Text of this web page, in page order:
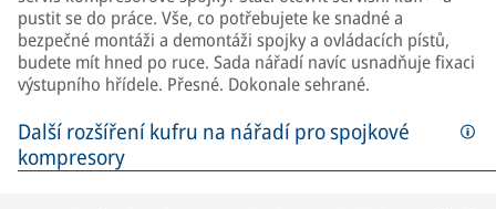
pustit se do práce. Vše, co potřebujete ke snadné a
bezpečné montáži a demontáži spojky a ovládacích pístů,
budete mít hned po ruce. Sada nářadí navíc usnadňuje fixaci
výstupního hřídele. Přesné. Dokonale sehrané.
Další rozšíření kufru na nářadí pro spojkové
kompresory